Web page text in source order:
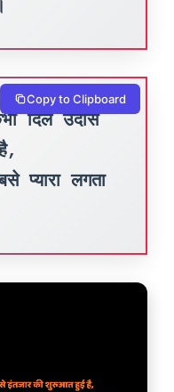
दिल उदास
प्यारा लगता
Copy to Clipboard